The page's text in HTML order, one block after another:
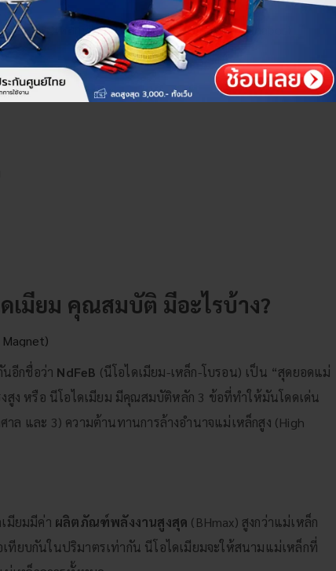
เมียม คุณสมบัติ มีอะไรบ้าง?
อีกชื่อว่า NdFeB (นีโอไดเมียม-เหล็ก-โบรอน) เป็น “สุดยอดแม่
สูง หรือ นีโอไดเมียม มีคุณสมบัติหลัก 3 ข้อที่ทำให้มันโดดเด่น
ล และ 3) ความต้านทานการล้างอำนาจแม่เหล็กสูง (High
มียมมีค่า ผลิตภัณฑ์พลังงานสูงสุด (BHmax​) สูงกว่าแม่เหล็ก
ทียบกันในปริมาตรเท่ากัน นีโอไดเมียมจะให้สนามแม่เหล็กที่